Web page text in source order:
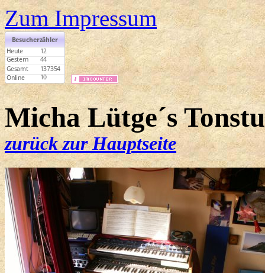
Zum Impressum
Micha Lütge´s
zurück zur Hauptseite